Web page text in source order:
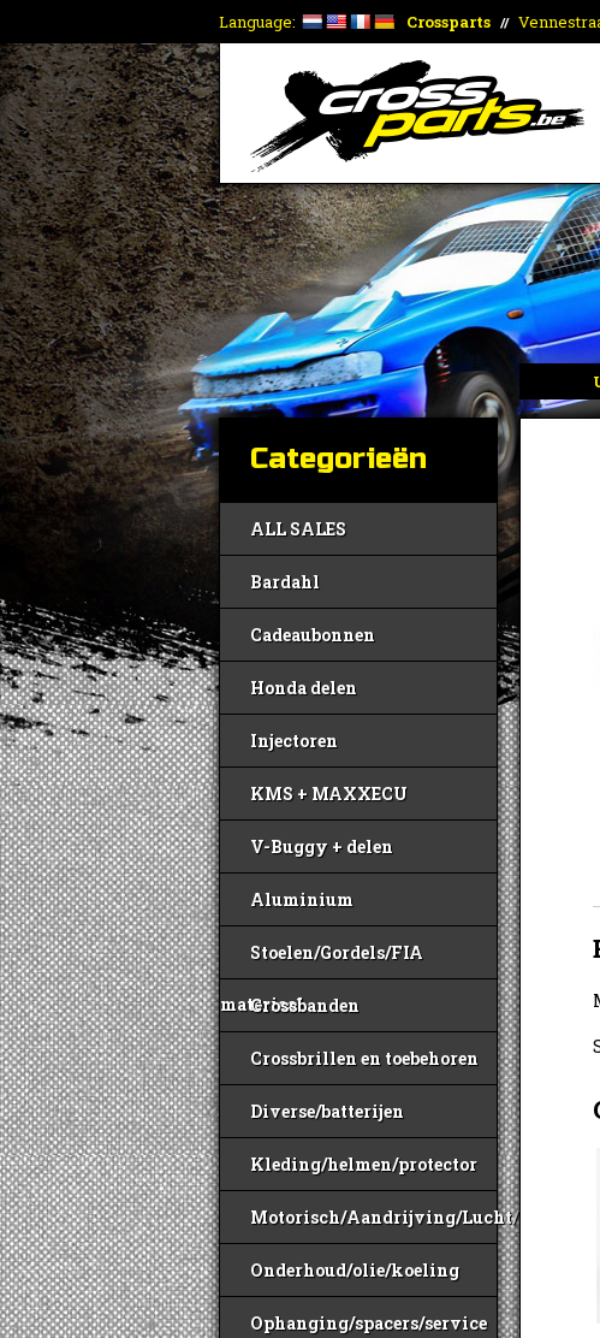
Language: Crossparts //
Categorieën
ALL SALES
Bardahl
Cadeaubonnen
Honda delen
Injectoren
KMS + MAXXECU
V-Buggy + delen
Aluminium
Stoelen/Gordels/FIA
materiaal
Crossbanden
Crossbrillen en toebehoren
Diverse/batterijen
Kleding/helmen/protector
Motorisch/Aandrijving/Lucht/Benzine
Onderhoud/olie/koeling
Ophanging/spacers/service